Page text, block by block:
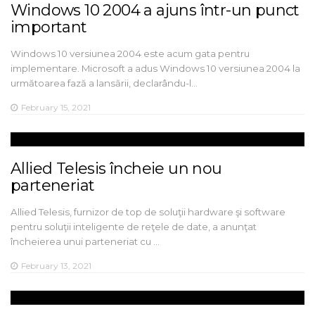
Windows 10 2004 a ajuns într-un punct
important
Windows 10 versiunea 2004 este acum gata pentru
implementare. Microsoft a adus Windows 10 versiunea 2004 la
următoarea fază a lansării, declarându-l…
February 15, 2021
Allied Telesis încheie un nou
parteneriat
Allied Telesis, furnizor de top de soluţii hardware şi software
pentru soluţii inteligente de reţele de date, a anunţat
încheierea unui parteneriat cu …
February 13, 2021